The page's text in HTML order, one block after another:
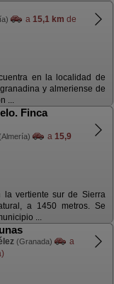
a 15,1 km de
en la localidad de
y almeriense de
...
Finca
a 15,9
la vertiente sur de Sierra
a 1450 metros. Se
...
(Granada)
a